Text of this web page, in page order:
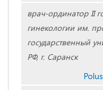
врач-ординатор II
гинекологии им.
государственный
РФ, г. Саранск